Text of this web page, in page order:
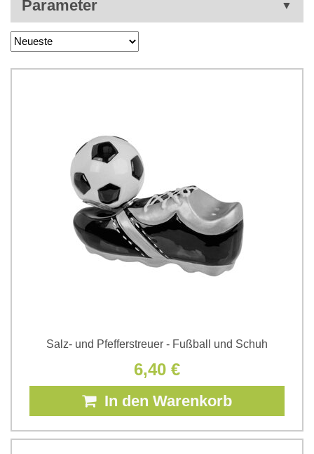
Parameter
Salz- und Pfefferstreuer - Fußball und Schuh
6,40 €
In den Warenkorb